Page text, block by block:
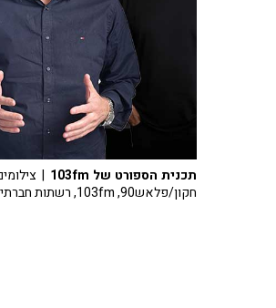
תכנית הספורט של 103fm
|
חקון/פלאש90, 103fm, רשתות חברתיות, עיבודי AI